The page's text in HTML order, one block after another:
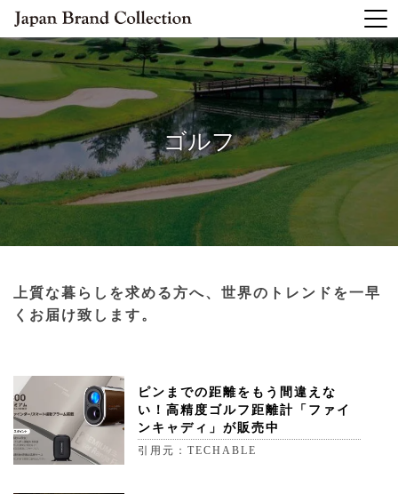
ゴルフ
上質な暮らしを求める方へ、世界のトレンドを一早
くお届け致します。
引用元：TECHABLE
ピンまでの距離をもう間違えな
い！高精度ゴルフ距離計「ファイ
ンキャディ」が販売中